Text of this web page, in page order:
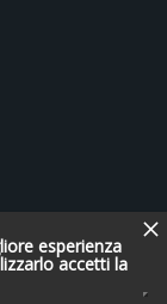
esperienza
accetti la